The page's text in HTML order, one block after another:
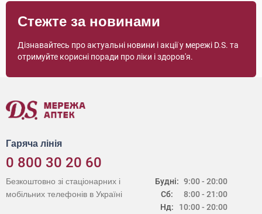
Стежте за новинами
Дізнавайтесь про актуальні новини і акції у мережі D.S. та
отримуйте корисні поради про ліки і здоров'я.
Гаряча лінія
0 800 30 20 60
Будні:
Сб:
Нд:
9:00 - 20:00
8:00 - 21:00
10:00 - 20:00
Безкоштовно зі стаціонарних і
мобільних телефонів в Україні